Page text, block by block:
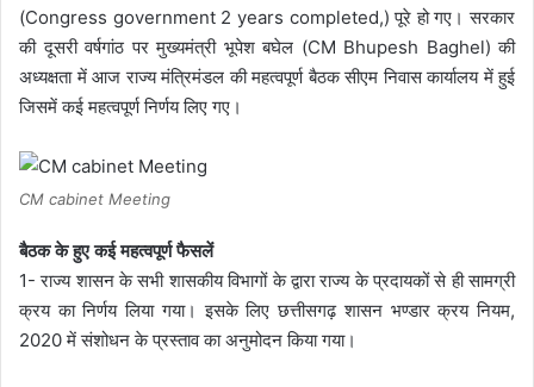
(Congress government 2 years completed,) पूरे हो गए। सरकार
की दूसरी वर्षगांठ पर मुख्यमंत्री भूपेश बघेल (CM Bhupesh Baghel) की
अध्यक्षता में आज राज्य मंत्रिमंडल की महत्वपूर्ण बैठक सीएम निवास कार्यालय में हुई
जिसमें कई महत्वपूर्ण निर्णय लिए गए।
CM cabinet Meeting
बैठक के हुए कई महत्वपूर्ण फैसलें
1- राज्य शासन के सभी शासकीय विभागों के द्वारा राज्य के प्रदायकों से ही सामग्री
क्रय का निर्णय लिया गया। इसके लिए छत्तीसगढ़ शासन भण्डार क्रय नियम,
2020 में संशोधन के प्रस्ताव का अनुमोदन किया गया।